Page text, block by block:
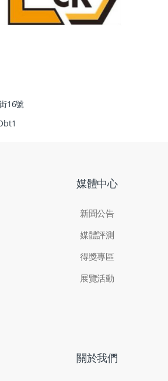
16號
媒體中心
新聞公告
媒體評測
得獎專區
展覽活動
關於我們